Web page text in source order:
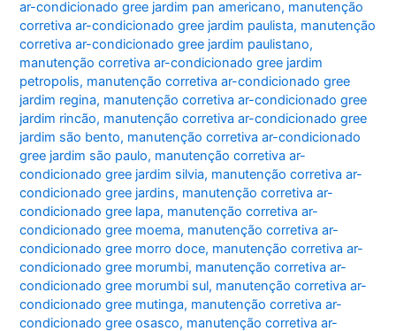
ar-condicionado gree jardim pan americano, manutenção
corretiva ar-condicionado gree jardim paulista, manutenção
corretiva ar-condicionado gree jardim paulistano,
manutenção corretiva ar-condicionado gree jardim
petropolis, manutenção corretiva ar-condicionado gree
jardim regina, manutenção corretiva ar-condicionado gree
jardim rincão, manutenção corretiva ar-condicionado gree
jardim são bento, manutenção corretiva ar-condicionado
gree jardim são paulo, manutenção corretiva ar-
condicionado gree jardim silvia, manutenção corretiva ar-
condicionado gree jardins, manutenção corretiva ar-
condicionado gree lapa, manutenção corretiva ar-
condicionado gree moema, manutenção corretiva ar-
condicionado gree morro doce, manutenção corretiva ar-
condicionado gree morumbi, manutenção corretiva ar-
condicionado gree morumbi sul, manutenção corretiva ar-
condicionado gree mutinga, manutenção corretiva ar-
condicionado gree osasco, manutenção corretiva ar-